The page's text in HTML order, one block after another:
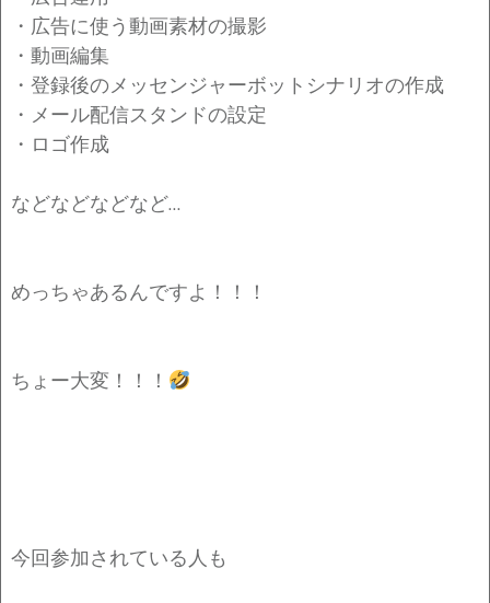
・広告に使う動画素材の撮影
・動画編集
・登録後のメッセンジャーボットシナリオの作成
・メール配信スタンドの設定
・ロゴ作成
などなどなどなど…
めっちゃあるんですよ！！！
ちょー大変！！！
今回参加されている人も